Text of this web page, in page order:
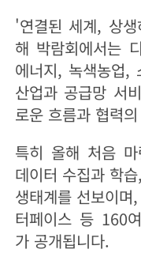
'연결된 세계, 상
해 박람회에서는
에너지, 녹색농업,
산업과 공급망 서
로운 흐름과 협력
특히 올해 처음 마
데이터 수집과 학
생태계를 선보이
터페이스 등 160
가 공개됩니다.